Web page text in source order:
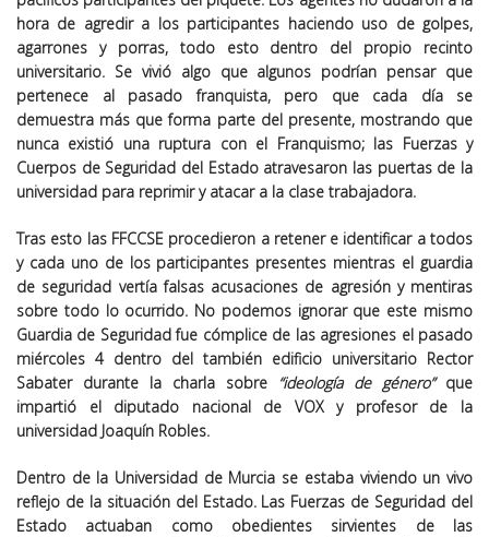
hora de agredir a los participantes haciendo uso de golpes,
agarrones y porras, todo esto dentro del propio recinto
universitario. Se vivió algo que algunos podrían pensar que
pertenece al pasado franquista, pero que cada día se
demuestra más que forma parte del presente, mostrando que
nunca existió una ruptura con el Franquismo; las Fuerzas y
Cuerpos de Seguridad del Estado atravesaron las puertas de la
universidad para reprimir y atacar a la clase trabajadora.
Tras esto las FFCCSE procedieron a retener e identificar a todos
y cada uno de los participantes presentes mientras el guardia
de seguridad vertía falsas acusaciones de agresión y mentiras
sobre todo lo ocurrido. No podemos ignorar que este mismo
Guardia de Seguridad fue cómplice de las agresiones el pasado
miércoles 4 dentro del también edificio universitario Rector
Sabater durante la charla sobre
“ideología de género”que
impartió el diputado nacional de VOX y profesor de la
universidad Joaquín Robles.
Dentro de la Universidad de Murcia se estaba viviendo un vivo
reflejo de la situación del Estado. Las Fuerzas de Seguridad del
Estado actuaban como obedientes sirvientes de las